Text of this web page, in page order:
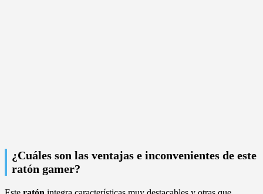
¿Cuáles son las ventajas e inconvenientes de este
ratón gamer?